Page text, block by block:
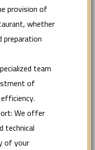
provision of
whether
preparation
team
of
efficiency.
We offer
technical
of your